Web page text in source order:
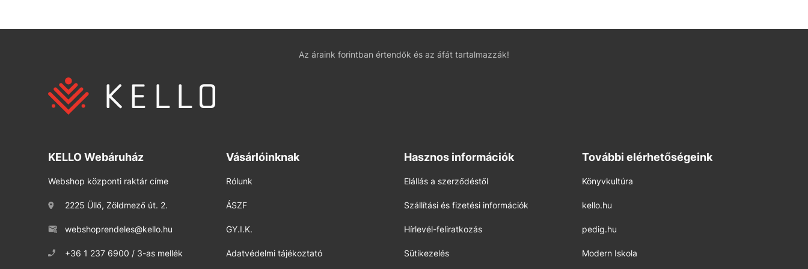
Az áraink forintban értendők és az áfát tartalmazzák!
KELLO Webáruház
Webshop központi raktár címe
2225 Üllő, Zöldmező út. 2.
webshoprendeles@kello.hu
+36 1 237 6900 / 3-as mellék
Vásárlóinknak
Rólunk
ÁSZF
GY.I.K.
Adatvédelmi tájékoztató
Hasznos információk
Elállás a szerződéstől
Szállítási és fizetési információk
Hírlevél-feliratkozás
Sütikezelés
További elérhetőségeink
Könyvkultúra
kello.hu
pedig.hu
Modern Iskola